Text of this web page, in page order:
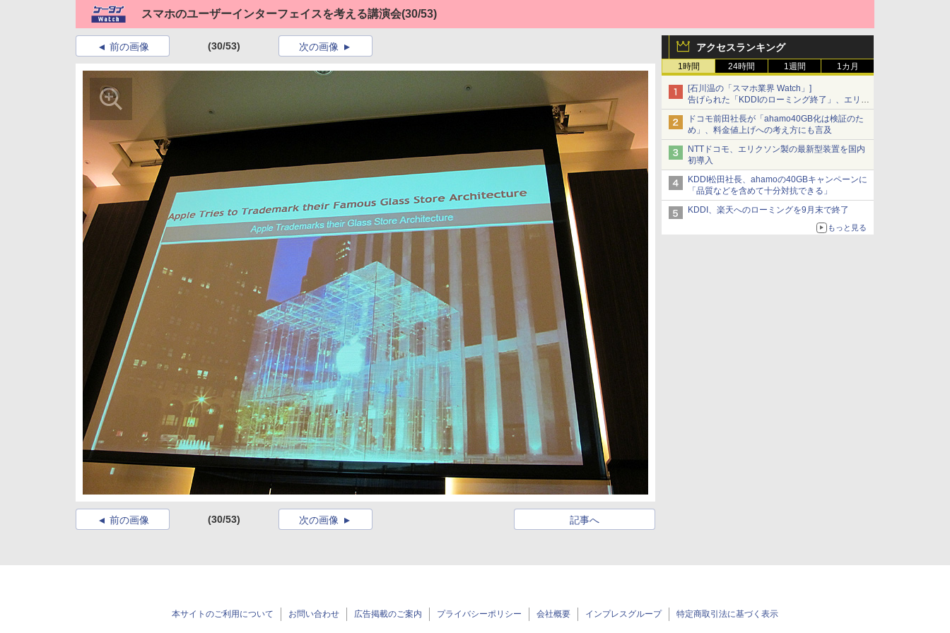
スマホのユーザーインターフェイスを考える講演会(30/53)
アクセスランキング
1時間 24時間 1週間 1カ月
[石川温の「スマホ業界 Watch」]
告げられた「KDDIのローミング終了」、エリア
マップの落とし穴と楽天モバイルの課題
ドコモ前田社長が「ahamo40GB化は検証のた
め」、料金値上げへの考え方にも言及
NTTドコモ、エリクソン製の最新型装置を国内
初導入
KDDI松田社長、ahamoの40GBキャンペーンに
「品質などを含めて十分対抗できる」
KDDI、楽天へのローミングを9月末で終了
もっと見る
前の画像 (30/53) 次の画像
前の画像 (30/53) 記事へ
次の画像
本サイトのご利用について お問い合わせ 広告掲載のご案内 プライバシーポリシー 会社概要 インプレスグループ 特定商取引法に基づく表示